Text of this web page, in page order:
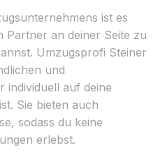
ist es
Partner an deiner Seite zu
Umzugsprofi Steiner
und
individuell auf deine
Sie bieten auch
sodass du keine
erlebst.